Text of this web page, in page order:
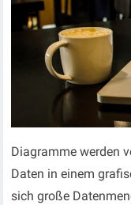
Diagramme werden
Daten in einem
sich große